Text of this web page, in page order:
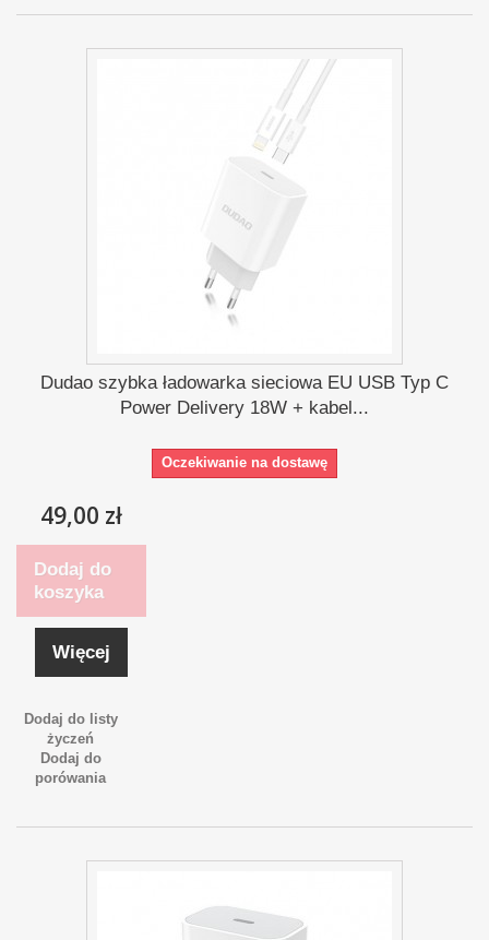
Dudao szybka ładowarka sieciowa EU USB Typ C
Power Delivery 18W + kabel...
Oczekiwanie na dostawę
49,00 zł
Dodaj do
koszyka
Więcej
Dodaj do listy
życzeń
Dodaj do
porówania